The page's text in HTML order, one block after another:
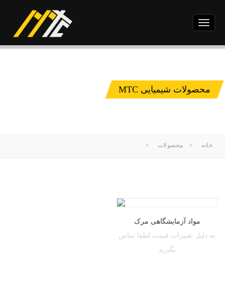
Toggle
navigation
محصولات شیمیایی MTC
خانه محصولات
مواد آزمایشگاهی مرک
به دلیل تغییرات قیمت لطفا تماس
بگیرید